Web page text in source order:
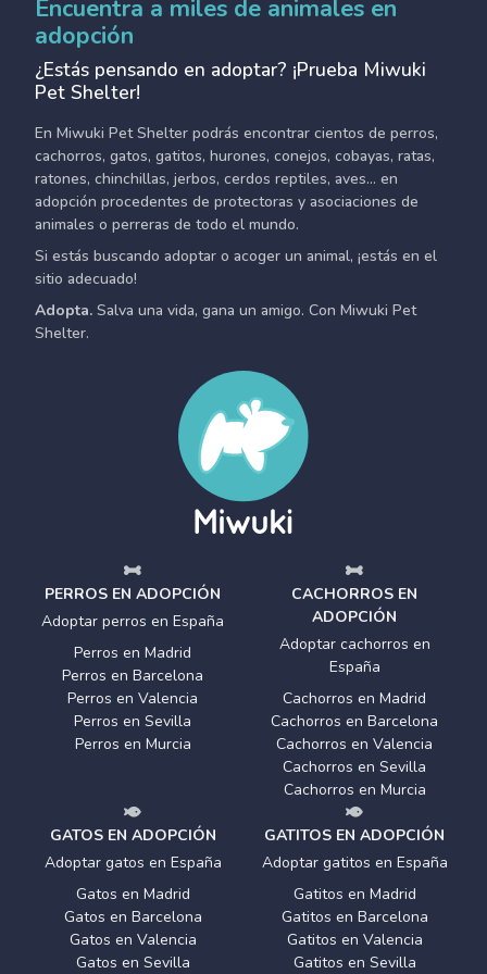
Encuentra a miles de animales en
adopción
¿Estás pensando en adoptar? ¡Prueba Miwuki
Pet Shelter!
En Miwuki Pet Shelter podrás encontrar cientos de perros,
cachorros, gatos, gatitos, hurones, conejos, cobayas, ratas,
ratones, chinchillas, jerbos, cerdos reptiles, aves... en
adopción procedentes de protectoras y asociaciones de
animales o perreras de todo el mundo.
Si estás buscando adoptar o acoger un animal, ¡estás en el
sitio adecuado!
Adopta. Salva una vida, gana un amigo. Con Miwuki Pet
Shelter.
PERROS EN ADOPCIÓN
Adoptar perros en España
Perros en Madrid
Perros en Barcelona
Perros en Valencia
Perros en Sevilla
Perros en Murcia
CACHORROS EN
ADOPCIÓN
Adoptar cachorros en
España
Cachorros en Madrid
Cachorros en Barcelona
Cachorros en Valencia
Cachorros en Sevilla
Cachorros en Murcia
GATOS EN ADOPCIÓN
Adoptar gatos en España
Gatos en Madrid
Gatos en Barcelona
Gatos en Valencia
Gatos en Sevilla
GATITOS EN ADOPCIÓN
Adoptar gatitos en España
Gatitos en Madrid
Gatitos en Barcelona
Gatitos en Valencia
Gatitos en Sevilla